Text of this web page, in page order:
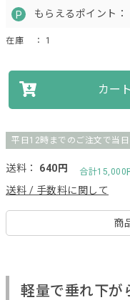
もらえるポイント：
在庫 ： 1
カー
平日12時までのご注文で当
送料： 640円 合計15,000
送料 / 手数料に関して
商
軽量で垂れ下が